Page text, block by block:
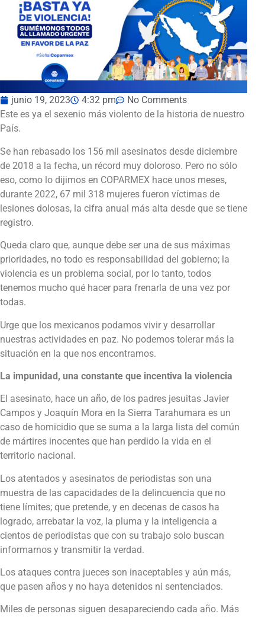
junio 19, 2023 4:32 pm
No Comments
Este es ya el sexenio más violento de la historia de nuestro
País.
Se han rebasado los 156 mil asesinatos desde diciembre
de 2018 a la fecha, un récord muy doloroso. Pero no sólo
eso, como lo dijimos en COPARMEX hace unos meses,
durante 2022, 67 mil 318 mujeres fueron víctimas de
lesiones dolosas, la cifra anual más alta desde que se tiene
registro.
Queda claro que, aunque debe ser una de sus máximas
prioridades, no todo es responsabilidad del gobierno; la
violencia es un problema social, por lo tanto, todos
tenemos mucho qué hacer para frenarla de una vez por
todas.
Urge que los mexicanos podamos vivir y desarrollar
nuestras actividades en paz. No podemos tolerar más la
situación en la que nos encontramos.
La impunidad, una constante que incentiva la violencia
El asesinato, hace un año, de los padres jesuitas Javier
Campos y Joaquín Mora en la Sierra Tarahumara es un
caso de homicidio que se suma a la larga lista del común
de mártires inocentes que han perdido la vida en el
territorio nacional.
Los atentados y asesinatos de periodistas son una
muestra de las capacidades de la delincuencia que no
tiene límites; que pretende, y en decenas de casos ha
logrado, arrebatar la voz, la pluma y la inteligencia a
cientos de periodistas que con su trabajo solo buscan
informarnos y transmitir la verdad.
Los ataques contra jueces son inaceptables y aún más,
que pasen años y no haya detenidos ni sentenciados.
Miles de personas siguen desapareciendo cada año. Más